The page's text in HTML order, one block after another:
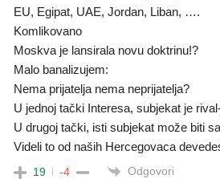
EU, Egipat, UAE, Jordan, Liban, ….
Komlikovano
Moskva je lansirala novu doktrinu!?
Malo banalizujem:
Nema prijatelja nema neprijatelja?
U jednoj tački Interesa, subjekat je
U drugoj tački, isti subjekat može biti
Videli to od naših Hercegovaca
19 -4 Odgovori